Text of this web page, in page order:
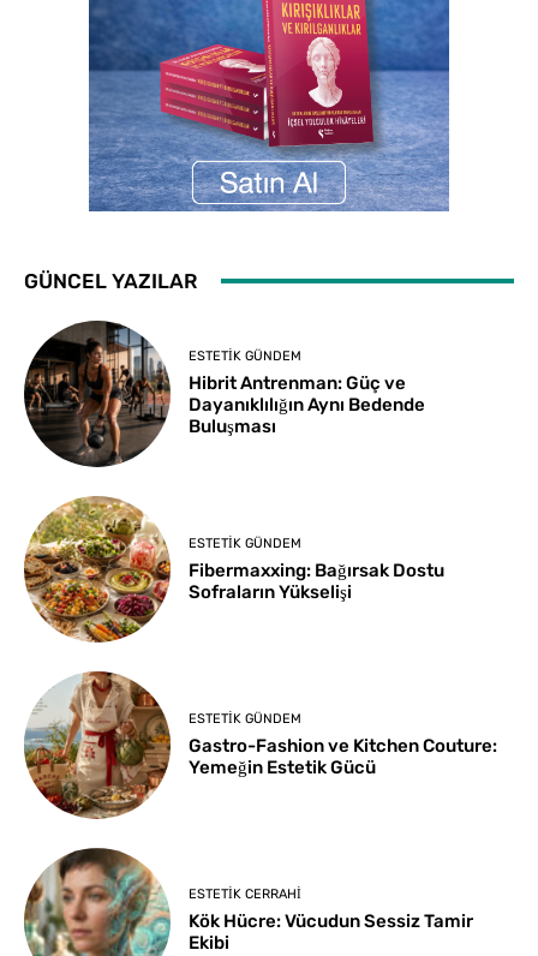
GÜNCEL YAZILAR
ESTETIK GÜNDEM
Hibrit Antrenman: Güç ve
Dayanıklılığın Aynı Bedende
Buluşması
ESTETIK GÜNDEM
Fibermaxxing: Bağırsak Dostu
Sofraların Yükselişi
ESTETIK GÜNDEM
Gastro-Fashion ve Kitchen Couture:
Yemeğin Estetik Gücü
ESTETIK CERRAHI
Kök Hücre: Vücudun Sessiz Tamir
Ekibi